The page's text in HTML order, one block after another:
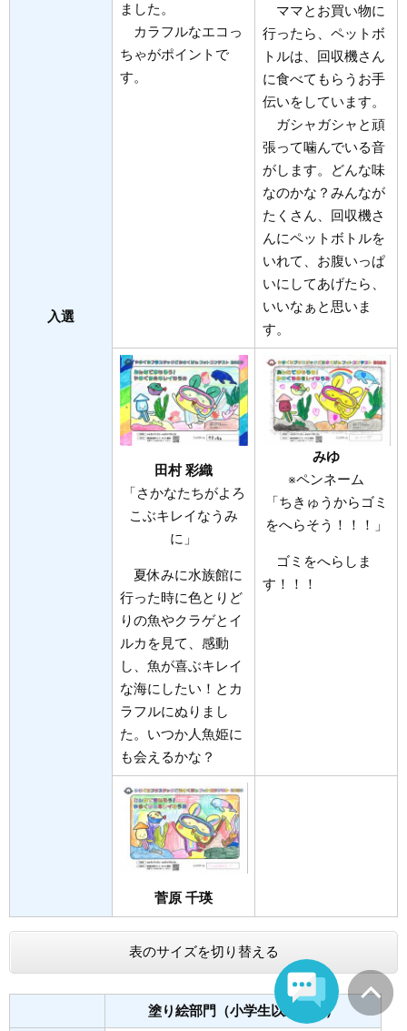
入選
ました。
カラフルなエコっ
ちゃがポイントで
す。
ママとお買い物に
行ったら、ペットボ
トルは、回収機さん
に食べてもらうお手
伝いをしています。
ガシャガシャと頑
張って噛んでいる音
がします。どんな味
なのかな？みんなが
たくさん、回収機さ
んにペットボトルを
いれて、お腹いっぱ
いにしてあげたら、
いいなぁと思いま
す。
田村 彩織
「さかなたちがよろ
こぶキレイなうみ
に」
夏休みに水族館に
行った時に色とりど
りの魚やクラゲとイ
ルカを見て、感動
し、魚が喜ぶキレイ
な海にしたい！とカ
ラフルにぬりまし
た。いつか人魚姫に
も会えるかな？
みゆ​
※ペンネーム
「ちきゅうからゴミ
をへらそう！！！」
ゴミをへらしま
す！！！
菅原 千瑛​
表のサイズを切り替える
塗り絵部門（小学生以上の部）